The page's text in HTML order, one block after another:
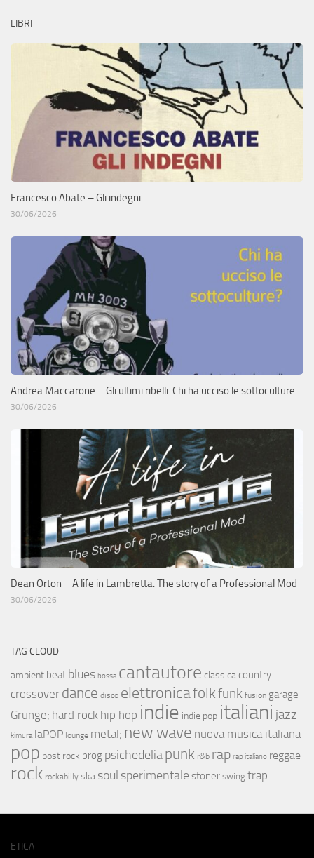
LIBRI
Francesco Abate – Gli indegni
30/06/2026
Andrea Maccarone – Gli ultimi ribelli. Chi ha ucciso le sottoculture
30/06/2026
Dean Orton – A life in Lambretta. The story of a Professional Mod
30/06/2026
TAG CLOUD
ambient beat blues bossa cantautore classica country
crossover dance disco elettronicafolkfunk fusion garage
Grunge; hard rock hip hop indie indie pop italiani jazz
kimura laPOP lounge metal; new wave nuova musica italiana
pop post rock prog psichedeliapunk r&b rap rap italiano reggae
rock rockabilly ska soul sperimentale stoner swing trap
ETICA